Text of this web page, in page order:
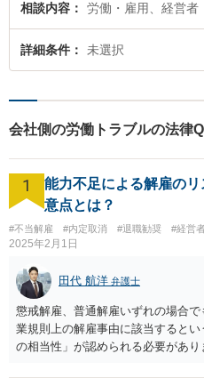
相談内容 労働・雇用、経営者
詳細条件 未選択
会社側の労働トラブルの法律
1
能力不足による解雇の
意点とは？
#不当解雇 #内定取消 #退職勧奨 #経営
2025年2月1日
田代 航洋 弁護士
懲戒解雇、普通解雇いずれの場合
業規則上の解雇事由に該当すると
の相当性」が認められる必要があ
れます。 日本の労働法上、解雇は